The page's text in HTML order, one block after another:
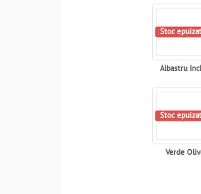
Stoc epuizat
Albastru
Stoc epuizat
Verde